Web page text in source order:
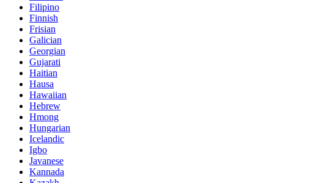
Filipino
Finnish
Frisian
Galician
Georgian
Gujarati
Haitian
Hausa
Hawaiian
Hebrew
Hmong
Hungarian
Icelandic
Igbo
Javanese
Kannada